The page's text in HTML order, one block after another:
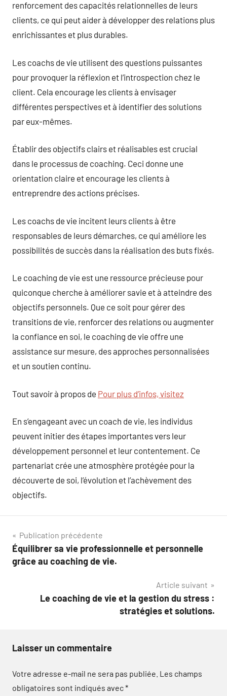
renforcement des capacités relationnelles de leurs
clients, ce qui peut aider à développer des relations plus
enrichissantes et plus durables.
Les coachs de vie utilisent des questions puissantes
pour provoquer la réflexion et l’introspection chez le
client. Cela encourage les clients à envisager
différentes perspectives et à identifier des solutions
par eux-mêmes.
Établir des objectifs clairs et réalisables est crucial
dans le processus de coaching. Ceci donne une
orientation claire et encourage les clients à
entreprendre des actions précises.
Les coachs de vie incitent leurs clients à être
responsables de leurs démarches, ce qui améliore les
possibilités de succès dans la réalisation des buts fixés.
Le coaching de vie est une ressource précieuse pour
quiconque cherche à améliorer savie et à atteindre des
objectifs personnels. Que ce soit pour gérer des
transitions de vie, renforcer des relations ou augmenter
la confiance en soi, le coaching de vie offre une
assistance sur mesure, des approches personnalisées
et un soutien continu.
Tout savoir à propos de Pour plus d’infos, visitez
En s’engageant avec un coach de vie, les individus
peuvent initier des étapes importantes vers leur
développement personnel et leur contentement. Ce
partenariat crée une atmosphère protégée pour la
découverte de soi, l’évolution et l’achèvement des
objectifs.
Navigation
de
Publication précédente
Équilibrer sa vie professionnelle et personnelle
grâce au coaching de vie.
Article suivant
Le coaching de vie et la gestion du stress :
stratégies et solutions.
Laisser un commentaire
Votre adresse e-mail ne sera pas publiée. Les champs
obligatoires sont indiqués avec*